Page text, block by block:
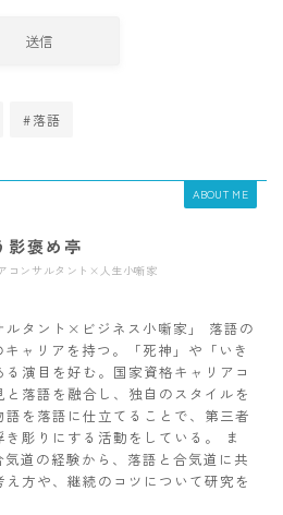
#落語
ABOUT ME
影褒め亭
コンサルタント×人生小噺家
ルタント×ビジネス小噺家」 落語の
ャリアを持つ。「死神」や「いき
演目を好む。国家資格キャリアコ
落語を融合し、独自のスタイルを
を落語に仕立てることで、第三者
彫りにする活動をしている。 ま
道の経験から、落語と合気道に共
方や、継続のコツについて研究を